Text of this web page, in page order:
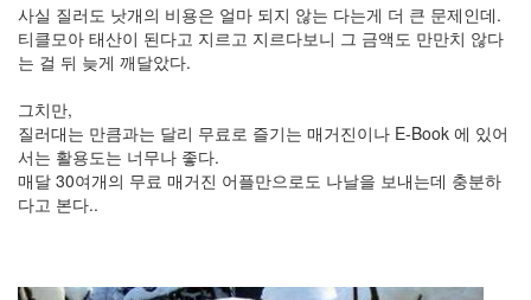
사실 질러도 낫개의 비용은 얼마 되지 않는 다는게 더 큰 문제인데.
티클모아 태산이 된다고 지르고 지르다보니 그 금액도 만만치 않다
는 걸 뒤 늦게 깨달았다.
그치만,
질러대는 만큼과는 달리 무료로 즐기는 매거진이나 E-Book 에 있어
서는 활용도는 너무나 좋다.
매달 30여개의 무료 매거진 어플만으로도 나날을 보내는데 충분하
다고 본다..
수
학
김
여
색
코